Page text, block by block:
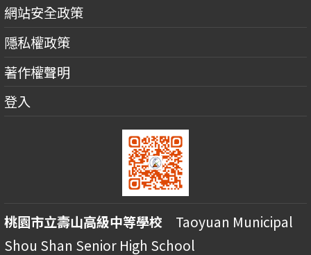
網站安全政策
隱私權政策
著作權聲明
登入
桃園市立壽山高級中等學校 Taoyuan Municipal
Shou Shan Senior High School